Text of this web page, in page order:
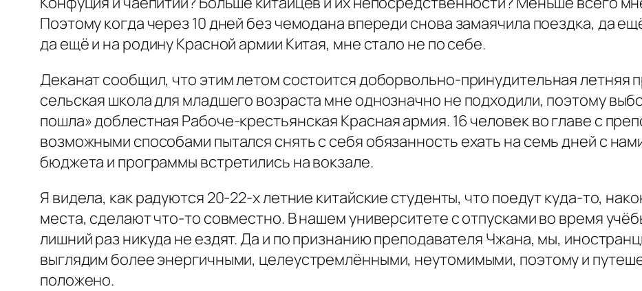
Поэтому когда через 10 дней без чемодана впереди снова замаячила поездка, да
да ещё и на родину Красной армии Китая, мне стало не по себе.
Деканат сообщил, что этим летом состоится доборвольно-принудительная летняя
сельская школа для младшего возраста мне однозначно не подходили, поэтому
пошла» доблестная Рабоче-крестьянская Красная армия. 16 человек во главе с
возможными способами пытался снять с себя обязанность ехать на семь дней с
бюджета и программы встретились на вокзале.
Я видела, как радуются 20-22-х летние китайские студенты, что поедут куда-то,
места, сделают что-то совместно. В нашем университете с отпусками во время
лишний раз никуда не ездят. Да и по признанию преподавателя Чжана, мы,
выглядим более энергичными, целеустремлёнными, неутомимыми, поэтому и
положено.